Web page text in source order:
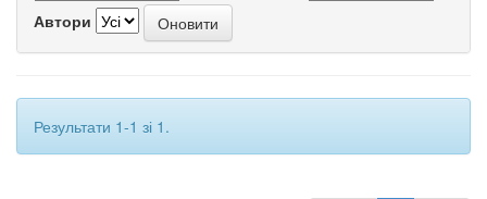
Автори
Результати 1-1 зі 1.